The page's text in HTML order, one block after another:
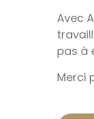
Avec
pas à
Merci